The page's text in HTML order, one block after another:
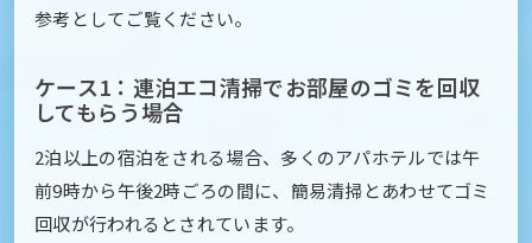
参考としてご覧ください。
ケース1：連泊エコ清掃でお部屋のゴミを回収
してもらう場合
2泊以上の宿泊をされる場合、多くのアパホテルでは午
前9時から午後2時ごろの間に、簡易清掃とあわせてゴミ
回収が行われるとされています。